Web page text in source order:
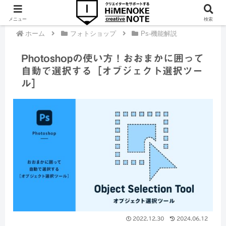
ホーム フォトショップ Ps-機能解説
Photoshopの使い方！おおまかに囲って
自動で選択する［オブジェクト選択ツー
ル］
2022.12.30 2024.06.12
メニュー 検索